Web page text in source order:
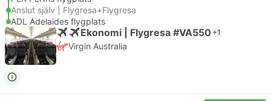
Anslut själv | Flygresa+Flygresa
ADL Adelaides flygplats
Ekonomi | Flygresa #VA550 +1
Virgin Australia